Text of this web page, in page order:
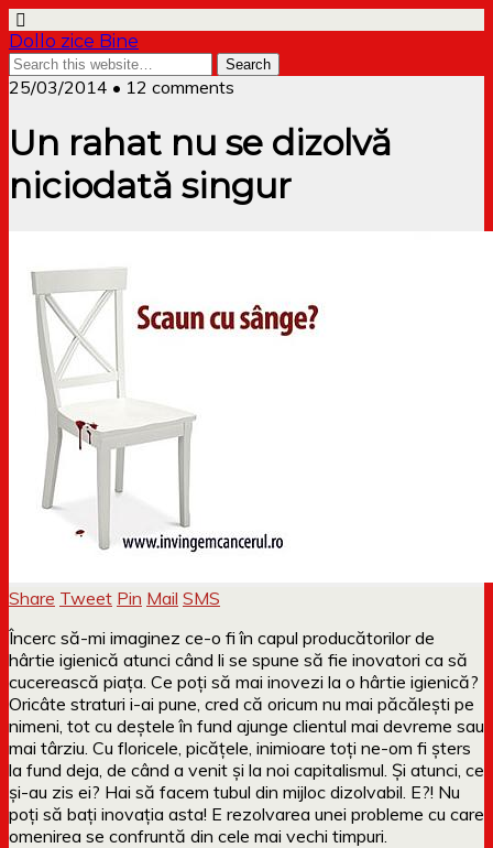
Dollo zice Bine
25/03/2014 • 12 comments
Un rahat nu se dizolvă
niciodată singur
Share Tweet Pin Mail SMS
Încerc să-mi imaginez ce-o fi în capul producătorilor de
hârtie igienică atunci când li se spune să fie inovatori ca să
cucerească piața. Ce poți să mai inovezi la o hârtie igienică?
Oricâte straturi i-ai pune, cred că oricum nu mai păcălești pe
nimeni, tot cu deștele în fund ajunge clientul mai devreme sau
mai târziu. Cu floricele, picățele, inimioare toți ne-om fi șters
la fund deja, de când a venit și la noi capitalismul. Și atunci, ce
și-au zis ei? Hai să facem tubul din mijloc dizolvabil. E?! Nu
poți să bați inovația asta! E rezolvarea unei probleme cu care
omenirea se confruntă din cele mai vechi timpuri.